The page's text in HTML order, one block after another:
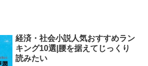
経済・社会小説人気おすすめラン
キング10選|腰を据えてじっくり
読みたい